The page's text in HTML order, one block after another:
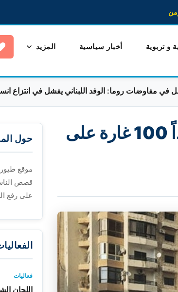
و تربوية أخبار سياسية المزيد
روما: الوفد اللبناني يفشل في انتزاع انسحاب
جيش الاحتلال ينذر بإخلاء النبطية ويوسع هجومه منفذاً 100 غارة على
حول
موقع طيور
قصص
على رفع
فعاليات
اللجان